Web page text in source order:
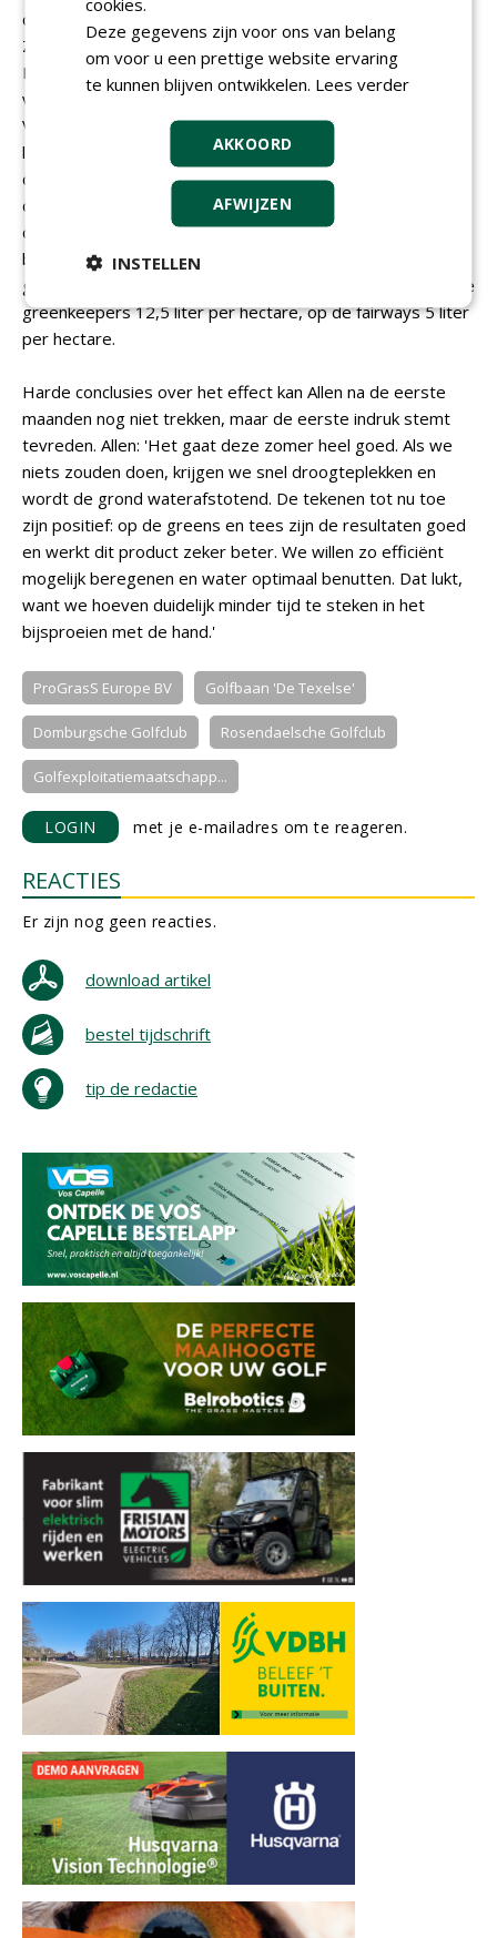
course en 6-holes-compact course in het Belgische
Zaventem, is dit jaar gestart met het toepassen van Aqua
Premium. Hoofdgreenkeeper Tim Allen gebruikte
voorheen een product van GBR Technology uit het
Verenigd Koninkrijk, maar dat werd door de brexit steeds
lastiger. Allen: 'Aqua Premium werd aangeraden door STRI;
daarom zijn we het gaan proberen. We gebruiken het op
de tees, greens en fairways. Het is voor het eerst dat we
de fairways met een wetting agent maandelijks
behandelen. We zien het als een proef en kijken hoe het
gaat.' Op greens en tees volgt hij het label en gebruiken de
greenkeepers 12,5 liter per hectare, op de fairways 5 liter
per hectare.
Harde conclusies over het effect kan Allen na de eerste
maanden nog niet trekken, maar de eerste indruk stemt
tevreden. Allen: 'Het gaat deze zomer heel goed. Als we
niets zouden doen, krijgen we snel droogteplekken en
wordt de grond waterafstotend. De tekenen tot nu toe
zijn positief: op de greens en tees zijn de resultaten goed
en werkt dit product zeker beter. We willen zo efficiënt
mogelijk beregenen en water optimaal benutten. Dat lukt,
want we hoeven duidelijk minder tijd te steken in het
bijsproeien met de hand.'
ProGrasS Europe BV Golfbaan 'De Texelse'
Domburgsche Golfclub Rosendaelsche Golfclub
Golfexploitatiemaatschapp...
LOGIN met je e-mailadres om te reageren.
REACTIES
Er zijn nog geen reacties.
download artikel
bestel tijdschrift
tip de redactie
Deze gegevens zijn voor ons van belang
om voor u een prettige website ervaring
te kunnen blijven ontwikkelen. Lees verder
AKKOORD
AFWIJZEN
INSTELLEN